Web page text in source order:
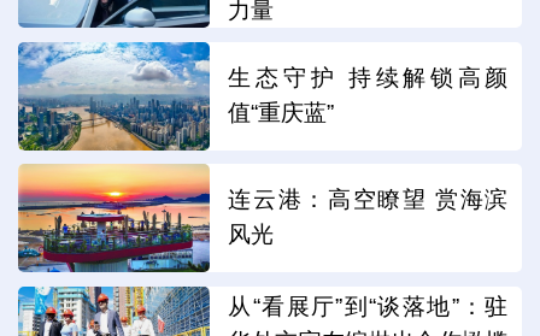
力量
生态守护 持续解锁高颜
值“重庆蓝”
连云港：高空瞭望 赏海滨
风光
从“看展厅”到“谈落地”：驻